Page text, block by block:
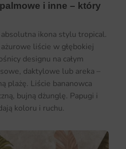
i inne – który
ikona stylu tropical.
liście w głębokiej
designu na całym
daktylowe lub areka –
plażę. Liście bananowca
bujną dżunglę. Papugi i
koloru i ruchu.